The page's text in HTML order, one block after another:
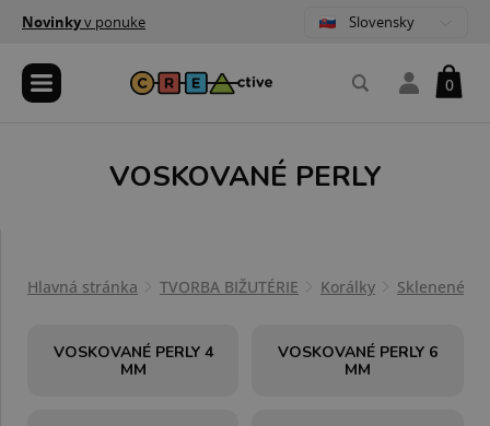
Novinkyv ponuke Slovensky
0
VOSKOVANÉ PERLY
Hlavná stránka TVORBA BIŽUTÉRIE Korálky Sklenené
VOSKOVANÉ PERLY 4
MM
VOSKOVANÉ PERLY 6
MM